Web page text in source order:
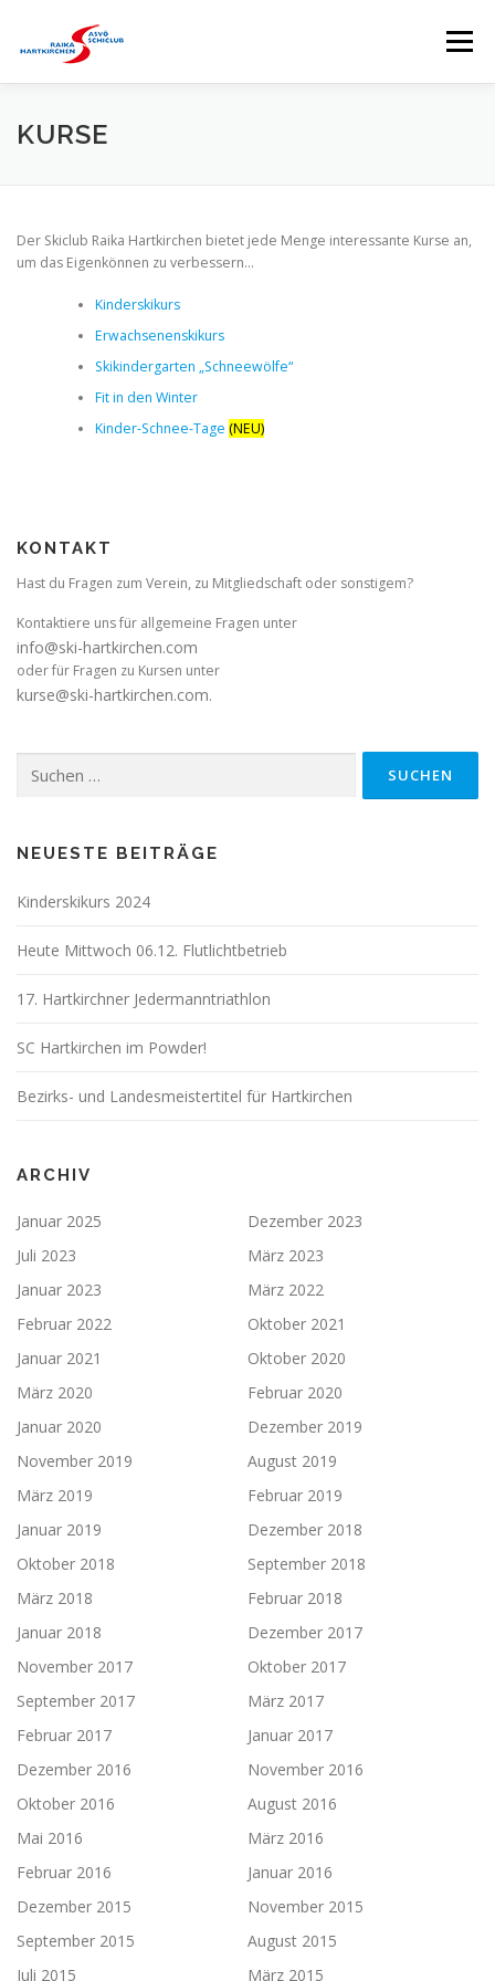
springen
Menü
HOME
KURSE
Der Skiclub Raika Hartkirchen bietet jede Menge interessante Kurse an,
um das Eigenkönnen zu verbessern…
Kinderskikurs
Erwachsenenskikurs
Skikindergarten „Schneewölfe“
Fit in den Winter
Kinder-Schnee-Tage (NEU)
KONTAKT
Hast du Fragen zum Verein, zu Mitgliedschaft oder sonstigem?
Kontaktiere uns für allgemeine Fragen unter
info@ski-hartkirchen.com
oder für Fragen zu Kursen unter
kurse@ski-hartkirchen.com.
nach:
NEUESTE BEITRÄGE
Kinderskikurs 2024
Heute Mittwoch 06.12. Flutlichtbetrieb
17. Hartkirchner Jedermanntriathlon
SC Hartkirchen im Powder!
Bezirks- und Landesmeistertitel für Hartkirchen
ARCHIV
Januar 2025
Dezember 2023
Juli 2023
März 2023
Januar 2023
März 2022
Februar 2022
Oktober 2021
Januar 2021
Oktober 2020
März 2020
Februar 2020
Januar 2020
Dezember 2019
November 2019
August 2019
März 2019
Februar 2019
Januar 2019
Dezember 2018
Oktober 2018
September 2018
März 2018
Februar 2018
Januar 2018
Dezember 2017
November 2017
Oktober 2017
September 2017
März 2017
Februar 2017
Januar 2017
Dezember 2016
November 2016
Oktober 2016
August 2016
Mai 2016
März 2016
Februar 2016
Januar 2016
Dezember 2015
November 2015
September 2015
August 2015
Juli 2015
März 2015